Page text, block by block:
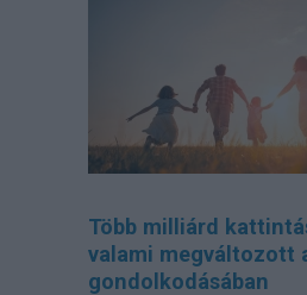
Több milliárd
valami megváltozott
gondolkodásában